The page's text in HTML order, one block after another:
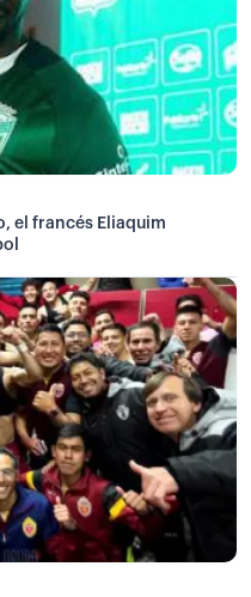
el francés Eliaquim